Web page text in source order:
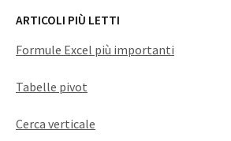
ARTICOLI PIÙ LETTI
Formule Excel più importanti
Tabelle pivot
Cerca verticale